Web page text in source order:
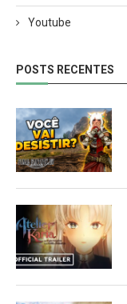
Youtube
POSTS RECENTES